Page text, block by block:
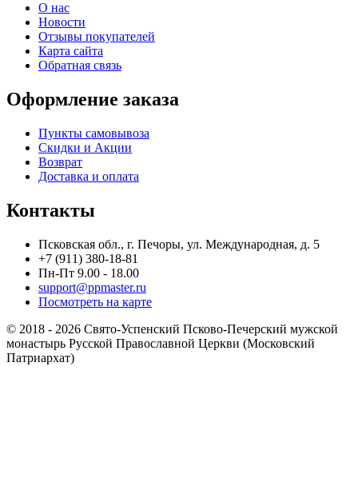
О нас
Новости
Отзывы покупателей
Карта сайта
Обратная связь
Оформление заказа
Пункты самовывоза
Скидки и Акции
Возврат
Доставка и оплата
Контакты
Псковская обл., г. Печоры, ул. Международная, д. 5
+7 (911) 380-18-81
Пн-Пт 9.00 - 18.00
support@ppmaster.ru
Посмотреть на карте
© 2018 - 2026 Свято-Успенский Псково-Печерский мужской
монастырь Русской Православной Церкви (Московский
Патриархат)